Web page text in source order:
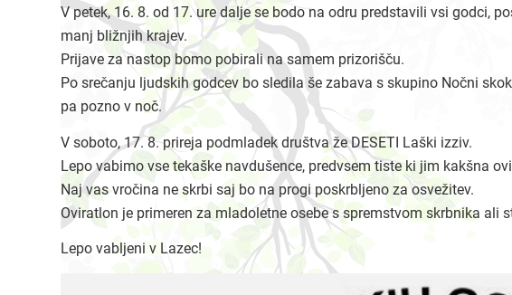
V petek, 16. 8. od 17. ure dalje se bodo na odru predstavili vsi godci,
manj bližnjih krajev.
Prijave za nastop bomo pobirali na samem prizorišču.
Po srečanju ljudskih godcev bo sledila še zabava s skupino Nočni
pa pozno v noč.
V soboto, 17. 8. prireja podmladek društva že DESETI Laški izziv.
Lepo vabimo vse tekaške navdušence, predvsem tiste ki jim kakšna
Naj vas vročina ne skrbi saj bo na progi poskrbljeno za osvežitev.
Oviratlon je primeren za mladoletne osebe s spremstvom skrbnika ali
Lepo vabljeni v Lazec!